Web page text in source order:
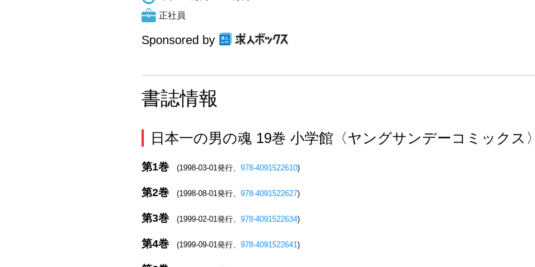
正社員
Sponsored by
書誌情報
日本一の男の魂 19巻 小学館〈ヤングサンデーコミックス
第1巻 (1998-03-01発行、 978-4091522610)
第2巻 (1998-08-01発行、 978-4091522627)
第3巻 (1999-02-01発行、 978-4091522634)
第4巻 (1999-09-01発行、 978-4091522641)